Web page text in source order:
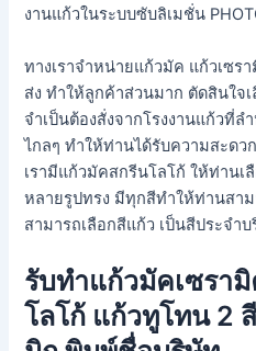
งานแก้วในระบบซับลิเมชั่น
ทางเราจำหน่ายแก้วมัค แก้วเซร
ส่ง ทำให้ลูกค้าส่วนมาก ตัดสินใจ
จำเป็นต้องสั่งจากโรงงานแก้วที่
ไกลๆ ทำให้ท่านได้รับความสะดว
เรามีแก้วมัคสกรีนโลโก้ ให้ท่าน
หลายรูปทรง มีทุกสีทำให้ท่านสา
สามารถเลือกสีแก้ว เป็นสีประจำ
รับทำแก้วมัคเซรา
โลโก้ แก้วทูโทน 2